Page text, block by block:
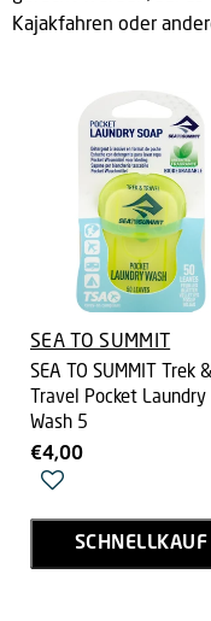
Kajakfahren oder
SEA TO SUMMIT
SEA TO SUMMIT Trek &
Travel Pocket Laundry
Wash 5
€4,00
SCHNELLKAUF